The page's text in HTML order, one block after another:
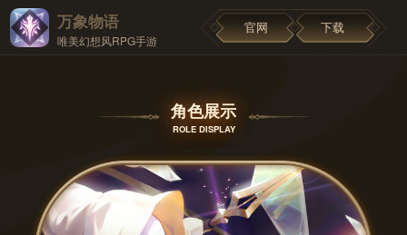
万象物语
唯美幻想风RPG手游
官网 下载
角色展示
ROLE DISPLAY